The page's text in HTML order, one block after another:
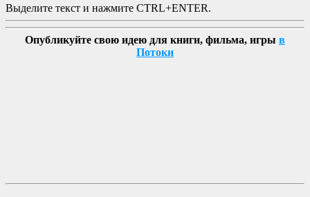
Выделите текст и нажмите CTRL+ENTER.
Опубликуйте свою идею для книги, фильма, игры в
Потоки